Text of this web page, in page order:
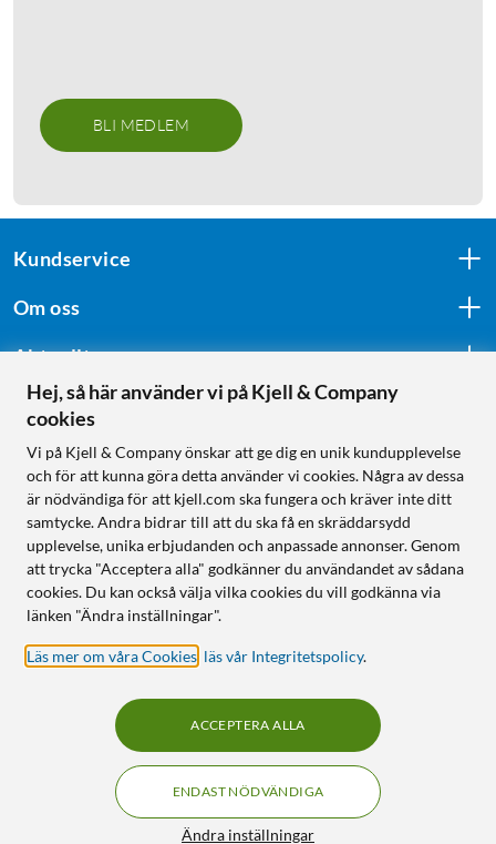
BLI MEDLEM
Kundservice
Om oss
Aktuellt
Följ oss
Handla från:
Sverige
Norge
KUNSKAP OCH TILLBEHÖR TILL
HEMELEKTRONIK
Hej, så här använder vi på Kjell & Company
cookies
Vi på Kjell & Company önskar att ge dig en unik kundupplevelse
och för att kunna göra detta använder vi cookies. Några av dessa
är nödvändiga för att kjell.com ska fungera och kräver inte ditt
samtycke. Andra bidrar till att du ska få en skräddarsydd
upplevelse, unika erbjudanden och anpassade annonser. Genom
att trycka "Acceptera alla" godkänner du användandet av sådana
cookies. Du kan också välja vilka cookies du vill godkänna via
länken "Ändra inställningar".
Läs mer om våra Cookies läs vår Integritetspolicy.
Ändra inställningar
ENDAST NÖDVÄNDIGA
ACCEPTERA ALLA